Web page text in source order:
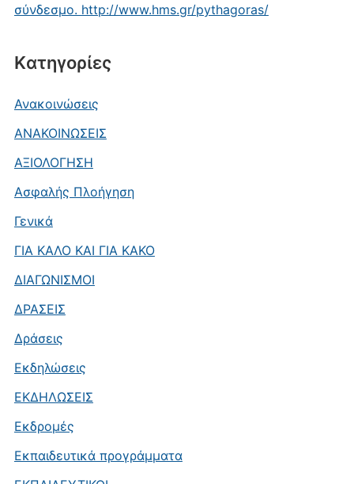
σύνδεσμο. http://www.hms.gr/pythagoras/
Kατηγορίες
Ανακοινώσεις
ΑΝΑΚΟΙΝΩΣΕΙΣ
ΑΞΙΟΛΟΓΗΣΗ
Ασφαλής Πλοήγηση
Γενικά
ΓΙΑ ΚΑΛΟ ΚΑΙ ΓΙΑ ΚΑΚΟ
ΔΙΑΓΩΝΙΣΜΟΙ
ΔΡΑΣΕΙΣ
Δράσεις
Εκδηλώσεις
ΕΚΔΗΛΩΣΕΙΣ
Εκδρομές
Εκπαιδευτικά προγράμματα